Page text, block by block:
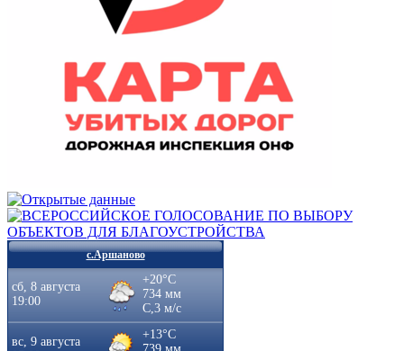
с.Аршаново